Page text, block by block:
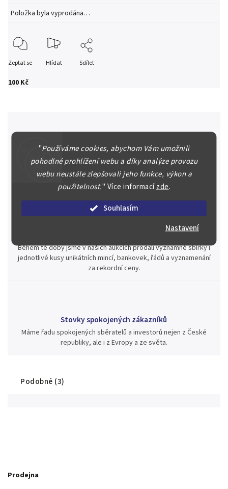
"Používáme cookies, abychom Vám umožnili
pohodlné prohlížení webu a díky analýze provozu
webu neustále zlepšovali jeho funkce, výkon a
použitelnost." Více informacízde.
Souhlasím
Nastavení
100 Kč
Položka byla vyprodána…
Zeptat se Hlídat Sdílet
Špičkové služby za nejlepší ceny
Náš kolektiv specialistů a znalců se Vám bude plně věnovat.
Posoudíme kvalitu a pravost Vašeho materiálu, prodáme v naší
aukci nebo Vám poradíme kam investovat.
Jsme zde pro Vás nepřetržitě již od roku 2000
Během té doby jsme v našich aukcích prodali významné sbírky i
jednotlivé kusy unikátních mincí, bankovek, řádů a vyznamenání
za rekordní ceny.
Stovky spokojených zákazníků
Máme řadu spokojených sběratelů a investorů nejen z České
republiky, ale i z Evropy a ze světa.
Podobné (3)
Prodejna